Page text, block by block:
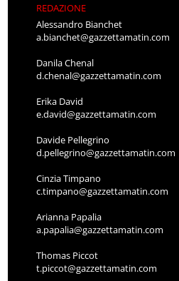
REDAZIONE
Alessandro Bianchet
a.bianchet@gazzettamatin.com
Danila Chenal
d.chenal@gazzettamatin.com
Erika David
e.david@gazzettamatin.com
Davide Pellegrino
d.pellegrino@gazzettamatin.com
Cinzia Timpano
c.timpano@gazzettamatin.com
Arianna Papalia
a.papalia@gazzettamatin.com
Thomas Piccot
t.piccot@gazzettamatin.com